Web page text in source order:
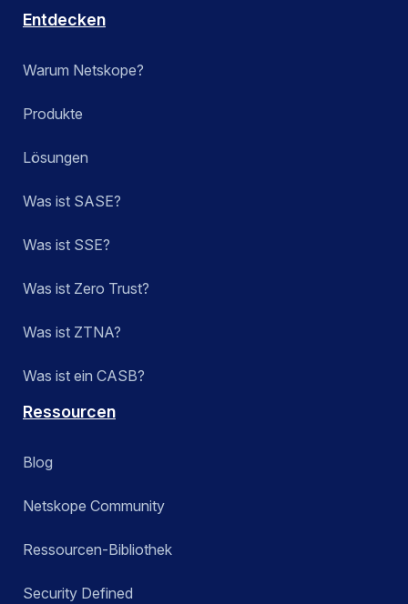
Entdecken
Warum Netskope?
Produkte
Lösungen
Was ist SASE?
Was ist SSE?
Was ist Zero Trust?
Was ist ZTNA?
Was ist ein CASB?
Ressourcen
Blog
Netskope Community
Ressourcen-Bibliothek
Security Defined